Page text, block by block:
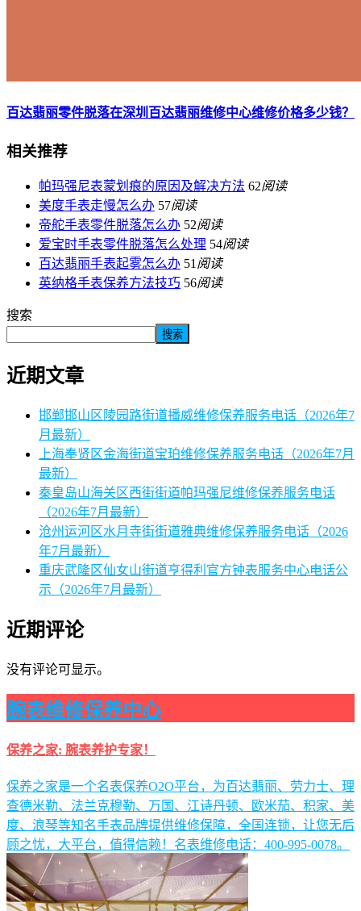
百达翡丽零件脱落在深圳百达翡丽维修中心维修价格多少钱？
相关推荐
帕玛强尼表蒙划痕的原因及解决方法 62阅读
美度手表走慢怎么办 57阅读
帝舵手表零件脱落怎么办 52阅读
爱宝时手表零件脱落怎么处理 54阅读
百达翡丽手表起雾怎么办 51 阅读
英纳格手表保养方法技巧 56阅读
搜索
搜索
近期文章
邯郸邯山区陵园路街道播威维修保养服务电话（2026年7
月最新）
上海奉贤区金海街道宝珀维修保养服务电话（2026年7月
最新）
秦皇岛山海关区西街街道帕玛强尼维修保养服务电话
（2026年7月最新）
沧州运河区水月寺街街道雅典维修保养服务电话（2026
年7月最新）
重庆武隆区仙女山街道亨得利官方钟表服务中心电话公
示（2026年7月最新）
近期评论
没有评论可显示。
腕表维修保养中心
保养之家: 腕表养护专家！
保养之家是一个名表保养O2O平台，为百达翡丽、劳力士、理
查德米勒、法兰克穆勒、万国、江诗丹顿、欧米茄、积家、美
度、浪琴等知名手表品牌提供维修保障，全国连锁，让您无后
顾之忧，大平台，值得信赖！名表维修电话：400-995-0078。